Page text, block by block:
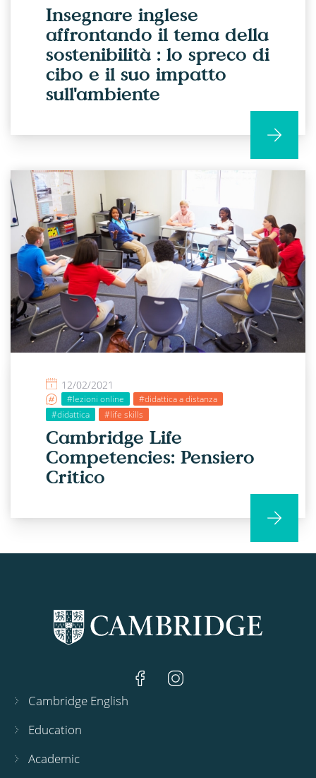
Insegnare inglese
affrontando il tema della
sostenibilità : lo spreco di
cibo e il suo impatto
sull'ambiente
12/02/2021
#lezioni online
#didattica a distanza
#didattica
#life skills
Cambridge Life
Competencies: Pensiero
Critico
Cambridge English
Education
Academic